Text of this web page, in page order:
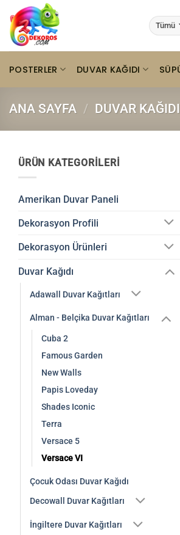
İçeriğe
atla
POSTERLER DUVAR KAĞIDI
ANA SAYFA / DUVAR KAĞIDI
ÜRÜN KATEGORILERI
Amerikan Duvar Paneli
Dekorasyon Profili
Dekorasyon Ürünleri
Duvar Kağıdı
Adawall Duvar Kağıtları
Alman - Belçika Duvar Kağıtları
Cuba 2
Famous Garden
New Walls
Papis Loveday
Shades Iconic
Terra
Versace 5
Versace VI
Çocuk Odası Duvar Kağıdı
Decowall Duvar Kağıtları
İngiltere Duvar Kağıtları